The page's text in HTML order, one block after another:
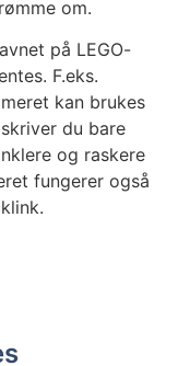
om.
på LEGO-
F.eks.
kan brukes
du bare
og raskere
fungerer også